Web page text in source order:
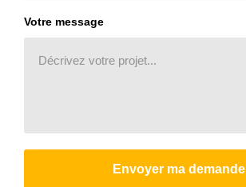
Votre message
Envoyer ma demande